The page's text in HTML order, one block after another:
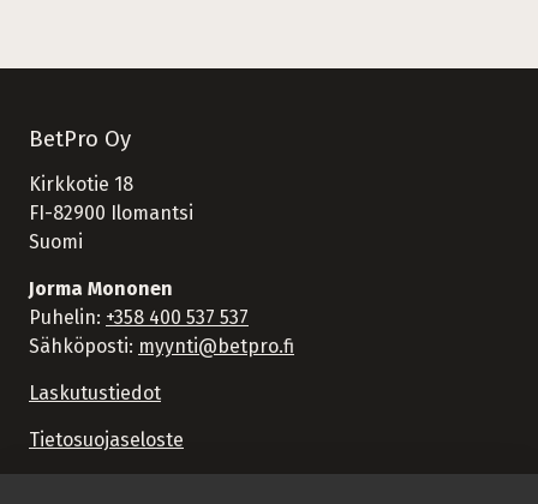
BetPro Oy
Kirkkotie 18
FI-82900 Ilomantsi
Suomi
Jorma Mononen
Puhelin: +358 400 537 537
Sähköposti: myynti@betpro.fi
Laskutustiedot
Tietosuojaseloste